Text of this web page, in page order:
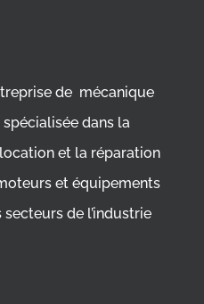
de mécanique
dans la
et la réparation
et équipements
de l’industrie